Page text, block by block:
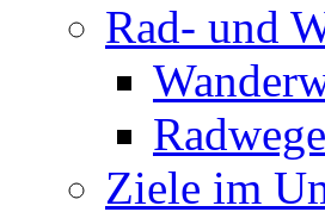
Rad- und
Radwege
Ziele im